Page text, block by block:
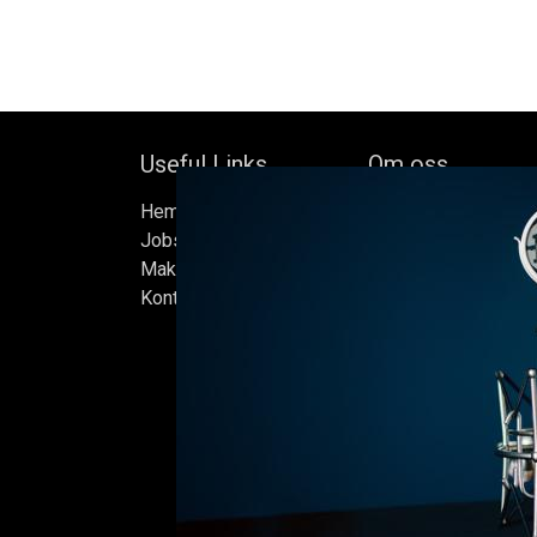
Useful Links
Hem
Jobs
Make Good
Kontakta oss
Om oss
Bock's Corner
oberoende
av Bock Brewery,
Efter nästan trettio
bryggde vi den
2015, som har blivit
Ölen bryggs i små
sats måste uppfylla
standarder vi
endast det bästa är